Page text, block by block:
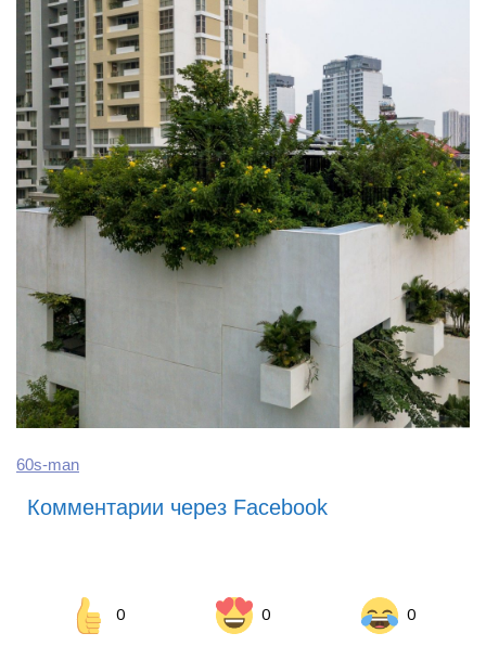
60s-man
Комментарии через Facebook
0 0 0